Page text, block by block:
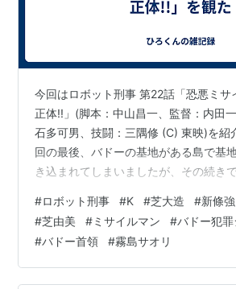
今回はロボット刑事 第22話「恐悪ミサ
正体!!」(脚本：中山昌一、監督：内田
石多可男、技闘：三隅修 (C) 東映)を紹
回の最後、バドーの基地がある島で基
き込まれてしまいましたが、その続き
宏ではなくて納谷六朗)に命じました。
げて改造すること。 ミサイルマン「は
開始しております。奴らの体内に蓄積
ギーはバドーの探知機の追跡調査を続
#ロボット刑事 #K #芝大造 #新條強
#芝由美 #ミサイルマン #バドー犯罪
#バドー首領 #霧島サオリ